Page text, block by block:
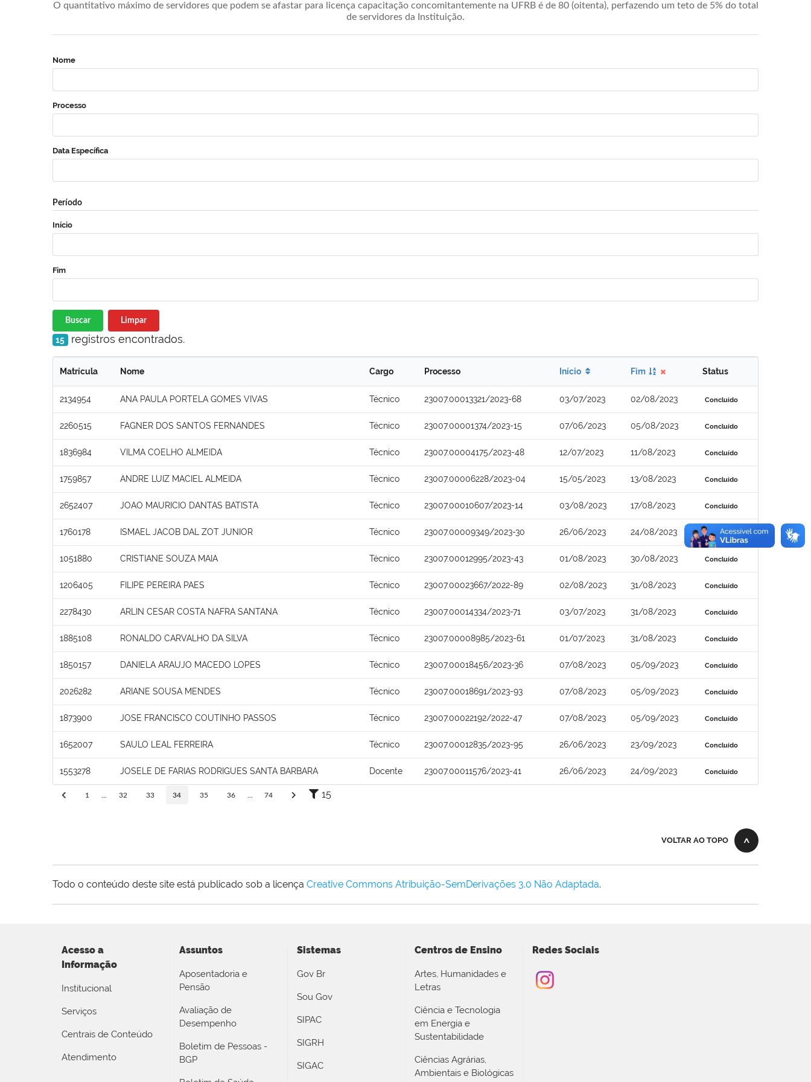
O quantitativo máximo de servidores que podem se afastar para licença capacitação concomitantemente na UFRB é de 80 (oitenta), perfazendo um teto de 5% do total
de servidores da Instituição.
Nome
Processo
Data Específica
Período
Início
Fim
Buscar Limpar
15 registros encontrados.
Matrícula Nome Cargo Processo Início Fim Status
2134954 ANA PAULA PORTELA GOMES VIVAS Técnico 23007.00013321/2023-68 03/07/2023 02/08/2023 Concluído
2260515 FAGNER DOS SANTOS FERNANDES Técnico 23007.00001374/2023-15 07/06/2023 05/08/2023 Concluído
1836984 VILMA COELHO ALMEIDA Técnico 23007.00004175/2023-48 12/07/2023 11/08/2023 Concluído
1759857 ANDRE LUIZ MACIEL ALMEIDA Técnico 23007.00006228/2023-04 15/05/2023 13/08/2023 Concluído
2652407 JOAO MAURICIO DANTAS BATISTA Técnico 23007.00010607/2023-14 03/08/2023 17/08/2023 Concluído
1760178 ISMAEL JACOB DAL ZOT JUNIOR Técnico 23007.00009349/2023-30 26/06/2023 24/08/2023 Concluído
1051880 CRISTIANE SOUZA MAIA Técnico 23007.00012995/2023-43 01/08/2023 30/08/2023 Concluído
1206405 FILIPE PEREIRA PAES Técnico 23007.00023667/2022-89 02/08/2023 31/08/2023 Concluído
2278430 ARLIN CESAR COSTA NAFRA SANTANA Técnico 23007.00014334/2023-71 03/07/2023 31/08/2023 Concluído
1885108 RONALDO CARVALHO DA SILVA Técnico 23007.00008985/2023-61 01/07/2023 31/08/2023 Concluído
1850157 DANIELA ARAUJO MACEDO LOPES Técnico 23007.00018456/2023-36 07/08/2023 05/09/2023 Concluído
2026282 ARIANE SOUSA MENDES Técnico 23007.00018691/2023-93 07/08/2023 05/09/2023 Concluído
1873900 JOSE FRANCISCO COUTINHO PASSOS Técnico 23007.00022192/2022-47 07/08/2023 05/09/2023 Concluído
1652007 SAULO LEAL FERREIRA Técnico 23007.00012835/2023-95 26/06/2023 23/09/2023 Concluído
1553278 JOSELE DE FARIAS RODRIGUES SANTA BARBARA Docente 23007.00011576/2023-41 26/06/2023 24/09/2023 Concluído
1 32 33 34 35 36 74 15
VOLTAR AO TOPO
Todo o conteúdo deste site está publicado sob a licença Creative Commons Atribuição-SemDerivações 3.0 Não Adaptada.
Acesso a
Informação
Institucional
Serviços
Centrais de Conteúdo
Atendimento
Assuntos
Aposentadoria e
Pensão
Avaliação de
Desempenho
Boletim de Pessoas -
BGP
Sistemas
Gov Br
Sou Gov
SIPAC
SIGRH
SIGAC
Centros de Ensino
Artes, Humanidades e
Letras
Ciência e Tecnologia
em Energia e
Sustentabilidade
Ciências Agrárias,
Ambientais e Biológicas
Redes Sociais